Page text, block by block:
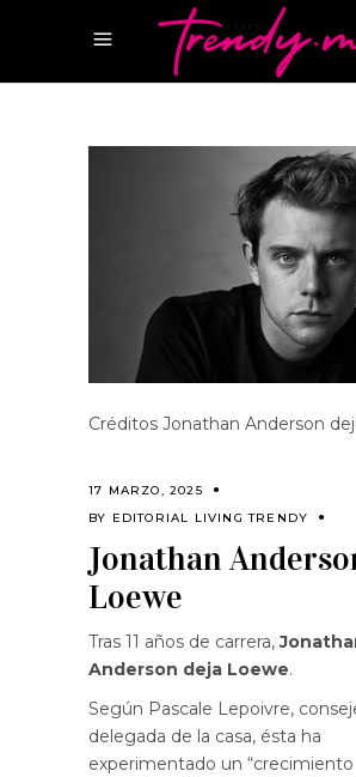
Créditos Jonathan Anderson
17 MARZO, 2025
BY EDITORIAL LIVING TRENDY
Jonathan
Loewe
Tras 11 años de carrera,
Anderson deja Loewe.
Según Pascale Lepoivre,
delegada de la casa, ésta ha
experimentado un “crecimiento